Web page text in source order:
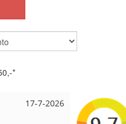
*
12-7-2026 Nell uit